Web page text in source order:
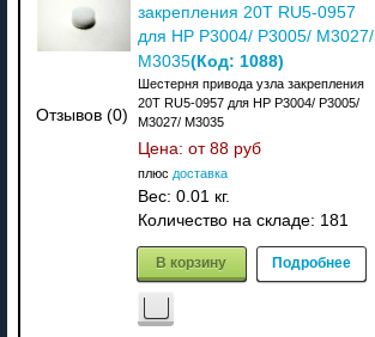
Отзывов (0)
закрепления 20T RU5-0957
для HP P3004/ P3005/ M3027/
M3035(Код: 1088)
Шестерня привода узла закрепления
20T RU5-0957 для HP P3004/ P3005/
M3027/ M3035
Цена: от 88 руб
плюс доставка
Вес: 0.01 кг.
Количество на складе: 181
В корзину Подробнее